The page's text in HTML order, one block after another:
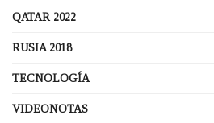
QATAR 2022
RUSIA 2018
TECNOLOGÍA
VIDEONOTAS